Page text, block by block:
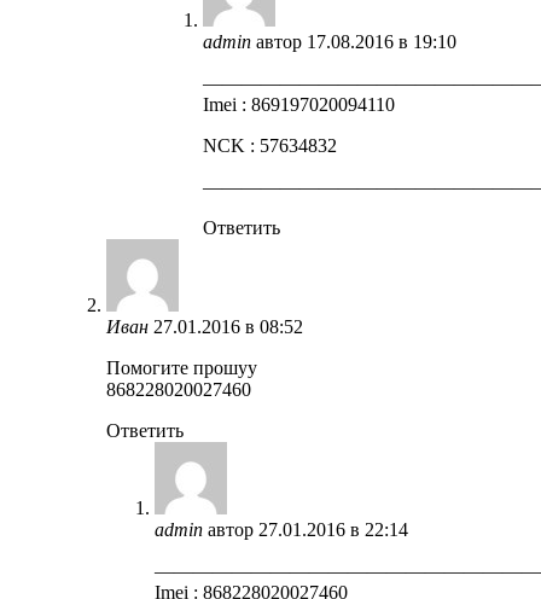
admin автор 17.08.2016 в 19:10
Imei : 869197020094110
NCK : 57634832
Ответить
Иван 27.01.2016 в 08:52
Помогите прошуу
868228020027460
Ответить
admin автор 27.01.2016 в 22:14
Imei : 868228020027460